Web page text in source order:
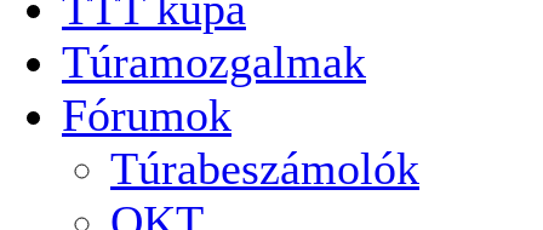
Túramozgalmak
Fórumok
Túrabeszámolók